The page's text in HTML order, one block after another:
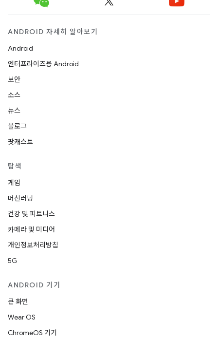
ANDROID 자세히 알아보기
Android
엔터프라이즈용 Android
보안
소스
뉴스
블로그
팟캐스트
탐색
게임
머신러닝
건강 및 피트니스
카메라 및 미디어
개인정보처리방침
5G
ANDROID 기기
큰 화면
Wear OS
ChromeOS 기기